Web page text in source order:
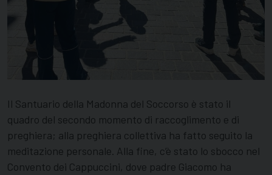
Il Santuario della Madonna del Soccorso è stato il
quadro del secondo momento di raccoglimento e di
preghiera; alla preghiera collettiva ha fatto seguito la
meditazione personale. Alla fine, c’è stato lo sbocco nel
Convento dei Cappuccini, dove padre Giacomo ha